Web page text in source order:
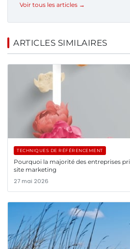
Voir tous les articles →
ARTICLES SIMILAIRES
TECHNIQUES DE RÉFÉRENCEMENT
Pourquoi la majorité des entreprises
site marketing
27 mai 2026